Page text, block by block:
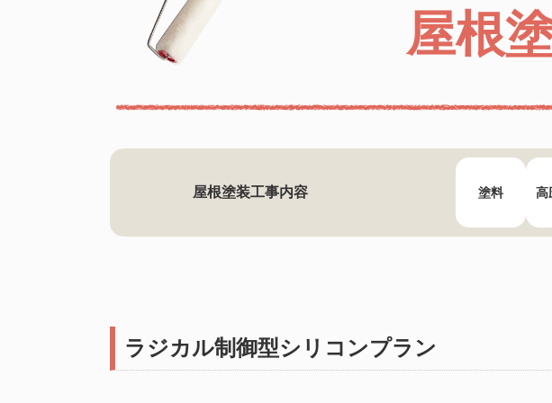
屋根
屋根塗装工事内容 塗料 高
ラジカル制御型シリコンプラン